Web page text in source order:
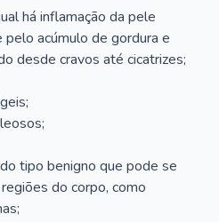
há inflamação da pele
pelo acúmulo de gordura e
desde cravos até cicatrizes;
tipo benigno que pode se
do corpo, como